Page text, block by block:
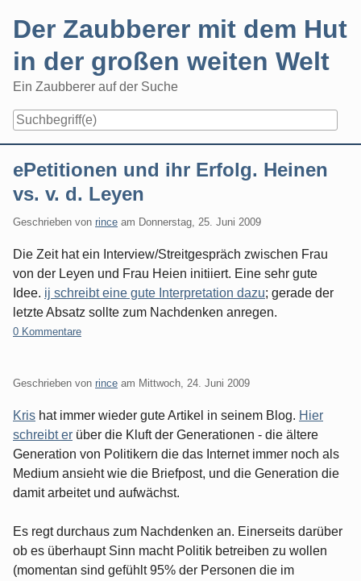
Der Zaubberer mit dem Hut
in der großen weiten Welt
Ein Zaubberer auf der Suche
ePetitionen und ihr Erfolg. Heinen
vs. v. d. Leyen
Geschrieben von rince am Donnerstag, 25. Juni 2009
Die Zeit hat ein Interview/Streitgespräch zwischen Frau
von der Leyen und Frau Heien initiiert. Eine sehr gute
Idee. ij schreibt eine gute Interpretation dazu; gerade der
letzte Absatz sollte zum Nachdenken anregen.
0 Kommentare
Geschrieben von rince am Mittwoch, 24. Juni 2009
Kris hat immer wieder gute Artikel in seinem Blog. Hier
schreibt er über die Kluft der Generationen - die ältere
Generation von Politikern die das Internet immer noch als
Medium ansieht wie die Briefpost, und die Generation die
damit arbeitet und aufwächst.
Es regt durchaus zum Nachdenken an. Einerseits darüber
ob es überhaupt Sinn macht Politik betreiben zu wollen
(momentan sind gefühlt 95% der Personen die im